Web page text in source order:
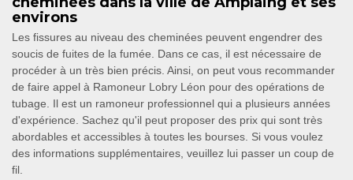
environs
Les fissures au niveau des cheminées peuvent engendrer des
soucis de fuites de la fumée. Dans ce cas, il est nécessaire de
procéder à un très bien précis. Ainsi, on peut vous recommander
de faire appel à Ramoneur Lobry Léon pour des opérations de
tubage. Il est un ramoneur professionnel qui a plusieurs années
d'expérience. Sachez qu'il peut proposer des prix qui sont très
abordables et accessibles à toutes les bourses. Si vous voulez
des informations supplémentaires, veuillez lui passer un coup de
fil.